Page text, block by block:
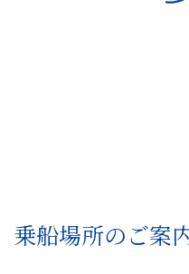
乗船場所のご案